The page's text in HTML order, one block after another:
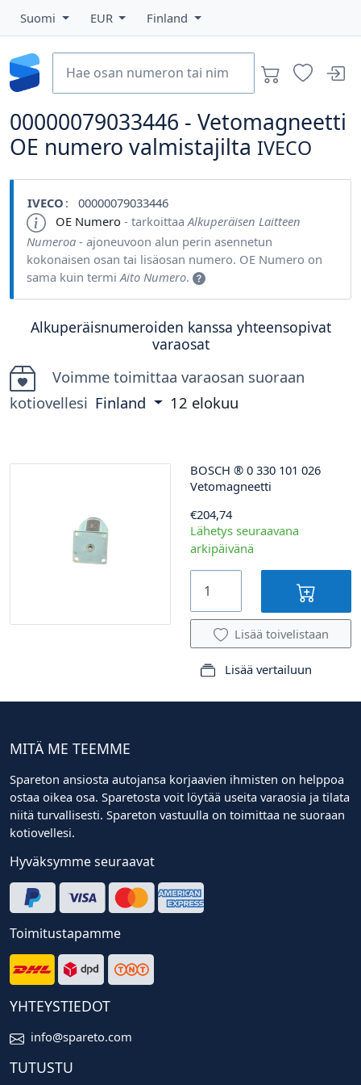
Suomi EUR Finland
00000079033446 - Vetomagneetti
OE numero valmistajilta IVECO
IVECO : 00000079033446
OE Numero - tarkoittaa Alkuperäisen Laitteen
Numeroa - ajoneuvoon alun perin asennetun
kokonaisen osan tai lisäosan numero. OE Numero on
sama kuin termi Aito Numero.
Alkuperäisnumeroiden kanssa yhteensopivat
varaosat
Voimme toimittaa varaosan suoraan
kotiovellesi Finland 12 elokuu
BOSCH ® 0 330 101 026
Vetomagneetti
€204,74
Lähetys seuraavana
arkipäivänä
Lisää toivelistaan
Lisää vertailuun
MITÄ ME TEEMME
Spareton ansiosta autojansa korjaavien ihmisten on helppoa
ostaa oikea osa. Sparetosta voit löytää useita varaosia ja tilata
niitä turvallisesti. Spareton vastuulla on toimittaa ne suoraan
kotiovellesi.
Hyväksymme seuraavat
Toimitustapamme
YHTEYSTIEDOT
info@spareto.com
TUTUSTU